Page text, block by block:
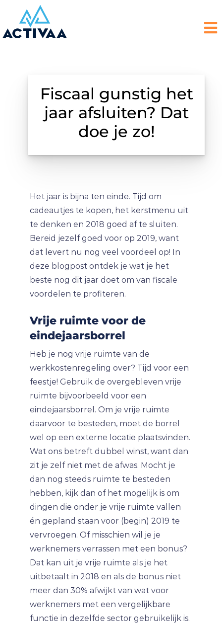
Fiscaal gunstig het
jaar afsluiten? Dat
doe je zo!
Het jaar is bijna ten einde. Tijd om
cadeautjes te kopen, het kerstmenu uit
te denken en 2018 goed af te sluiten.
Bereid jezelf goed voor op 2019, want
dat levert nu nog veel voordeel op! In
deze blogpost ontdek je wat je het
beste nog dit jaar doet om van fiscale
voordelen te profiteren.
Vrije ruimte voor de
eindejaarsborrel
Heb je nog vrije ruimte van de
werkkostenregeling over? Tijd voor een
feestje! Gebruik de overgebleven vrije
ruimte bijvoorbeeld voor een
eindejaarsborrel. Om je vrije ruimte
daarvoor te besteden, moet de borrel
wel op een externe locatie plaatsvinden.
Wat ons betreft dubbel winst, want dan
zit je zelf niet met de afwas. Mocht je
dan nog steeds ruimte te besteden
hebben, kijk dan of het mogelijk is om
dingen die onder je vrije ruimte vallen
én gepland staan voor (begin) 2019 te
vervroegen. Of misschien wil je je
werknemers verrassen met een bonus?
Dat kan uit je vrije ruimte als je het
uitbetaalt in 2018 en als de bonus niet
meer dan 30% afwijkt van wat voor
werknemers met een vergelijkbare
functie in dezelfde sector gebruikelijk is.